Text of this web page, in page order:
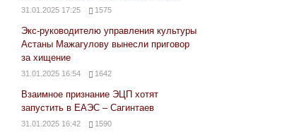
31.01.2025 17:25 1575
Экс-руководителю управления культуры
Астаны Мажагулову вынесли приговор
за хищение
31.01.2025 16:54 1642
Взаимное признание ЭЦП хотят
запустить в ЕАЭС – Сагинтаев
31.01.2025 16:42 1590